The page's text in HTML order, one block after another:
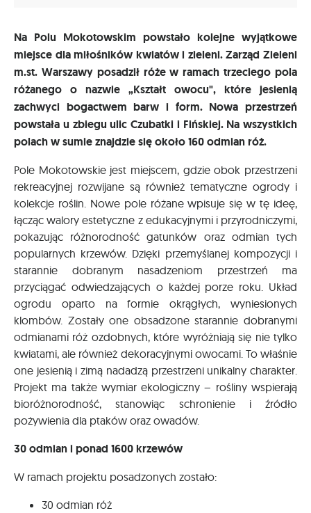
Na Polu Mokotowskim powstało kolejne wyjątkowe
miejsce dla miłośników kwiatów i zieleni. Zarząd Zieleni
m.st. Warszawy posadził róże w ramach trzeciego pola
różanego o nazwie „Kształt owocu", które jesienią
zachwyci bogactwem barw i form. Nowa przestrzeń
powstała u zbiegu ulic Czubatki i Fińskiej. Na wszystkich
polach w sumie znajdzie się około 160 odmian róż.
Pole Mokotowskie jest miejscem, gdzie obok przestrzeni
rekreacyjnej rozwijane są również tematyczne ogrody i
kolekcje roślin. Nowe pole różane wpisuje się w tę ideę,
łącząc walory estetyczne z edukacyjnymi i przyrodniczymi,
pokazując różnorodność gatunków oraz odmian tych
popularnych krzewów. Dzięki przemyślanej kompozycji i
starannie dobranym nasadzeniom przestrzeń ma
przyciągać odwiedzających o każdej porze roku. Układ
ogrodu oparto na formie okrągłych, wyniesionych
klombów. Zostały one obsadzone starannie dobranymi
odmianami róż ozdobnych, które wyróżniają się nie tylko
kwiatami, ale również dekoracyjnymi owocami. To właśnie
one jesienią i zimą nadadzą przestrzeni unikalny charakter.
Projekt ma także wymiar ekologiczny – rośliny wspierają
bioróżnorodność, stanowiąc schronienie i źródło
pożywienia dla ptaków oraz owadów.
30 odmian i ponad 1600 krzewów
W ramach projektu posadzonych zostało:
30 odmian róż